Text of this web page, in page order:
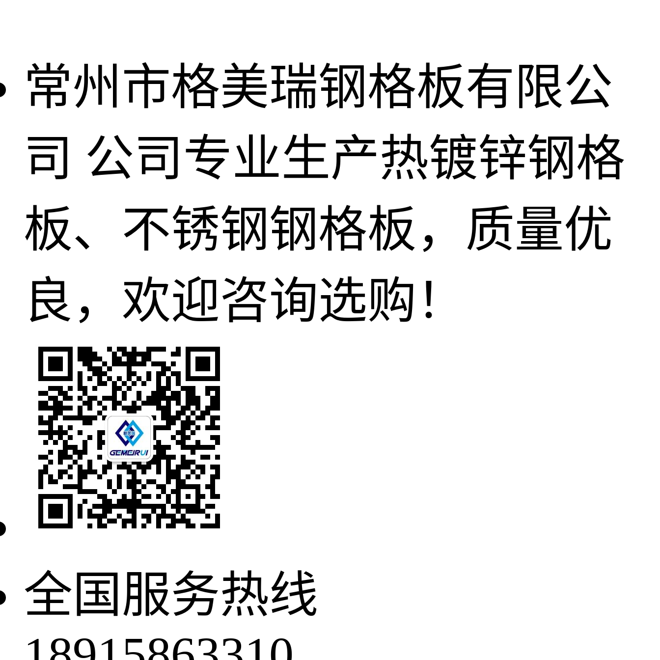
常州市格美瑞钢格板有限公
司 公司专业生产热镀锌钢格
板、不锈钢钢格板，质量优
良，欢迎咨询选购！
全国服务热线